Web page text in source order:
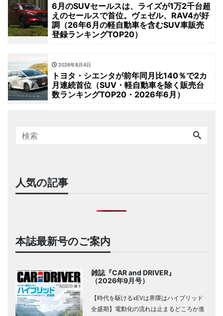
6月のSUVセールスは、ライズが1万2千台超
えのセールスで首位。ヴェゼル、RAV4が好
調（26年6月の軽自動車を含むSUV車販売
登録ランキングTOP20）
2026年8月4日
トヨタ・シエンタが前年同月比140％で2カ
月連続首位（SUV・軽自動車を除く販売台
数ランキングTOP20・2026年6月）
人気の記事
本誌最新号のご案内
雑誌『CAR and DRIVER』
（2026年9月号）
【時代を駆けるxEVは界隈はハイブリッド
全盛期】電動化の流れは止まるどころか進